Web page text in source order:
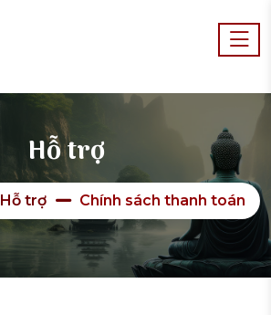
Hỗ trợ
Hỗ trợ Chính sách thanh toán